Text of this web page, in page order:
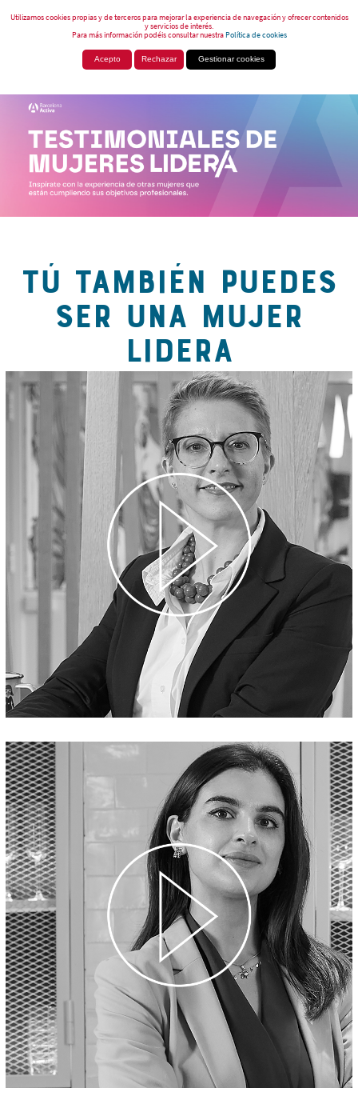
Utilizamos cookies propias y de terceros para mejorar la experiencia de navegación y ofrecer contenidos
y servicios de interés.
Para más información podéis consultar nuestraPolítica de cookies
Acepto Rechazar Gestionar cookies
TÚ TAMBIÉN PUEDES
SER UNA MUJER
LIDERA